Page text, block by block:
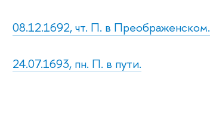
08.12.1692, чт. П. в Преображенском.
24.07.1693, пн. П. в пути.